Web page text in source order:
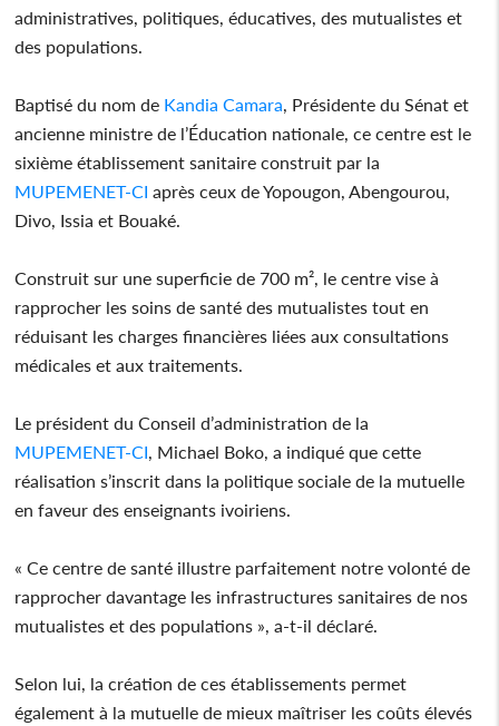
administratives, politiques, éducatives, des mutualistes et
des populations.
Baptisé du nom de Kandia Camara , Présidente du Sénat et
ancienne ministre de l’Éducation nationale, ce centre est le
sixième établissement sanitaire construit par la
MUPEMENET-CI après ceux de Yopougon, Abengourou,
Divo, Issia et Bouaké.
Construit sur une superficie de 700 m², le centre vise à
rapprocher les soins de santé des mutualistes tout en
réduisant les charges financières liées aux consultations
médicales et aux traitements.
Le président du Conseil d’administration de la
MUPEMENET-CI , Michael Boko, a indiqué que cette
réalisation s’inscrit dans la politique sociale de la mutuelle
en faveur des enseignants ivoiriens.
« Ce centre de santé illustre parfaitement notre volonté de
rapprocher davantage les infrastructures sanitaires de nos
mutualistes et des populations », a-t-il déclaré.
Selon lui, la création de ces établissements permet
également à la mutuelle de mieux maîtriser les coûts élevés